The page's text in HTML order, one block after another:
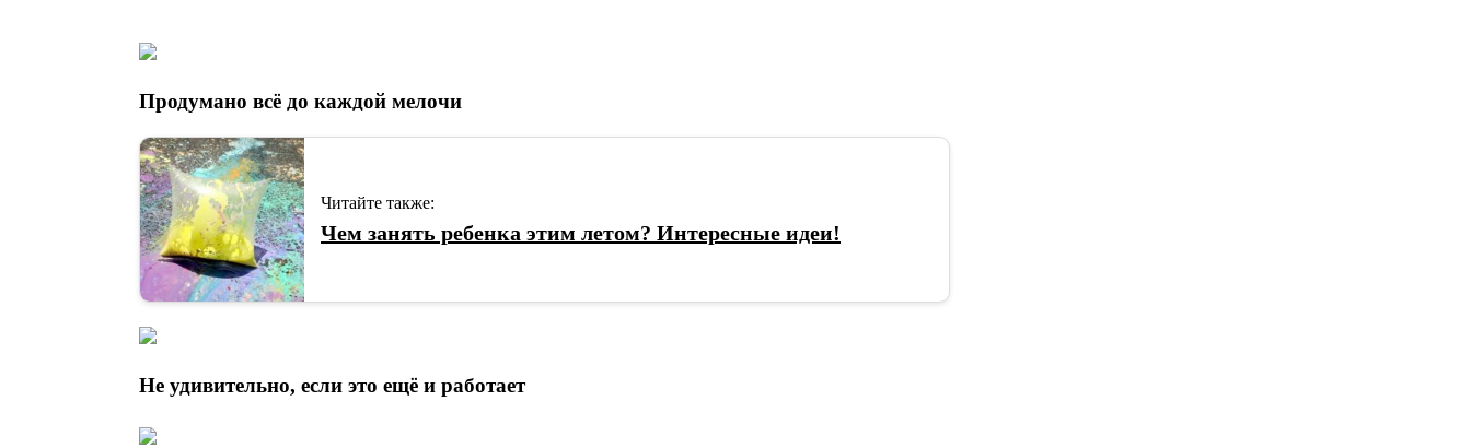
Продумано всё до каждой мелочи
Читайте также:
Чем занять ребенка этим летом? Интересные идеи!
Не удивительно, если это ещё и работает